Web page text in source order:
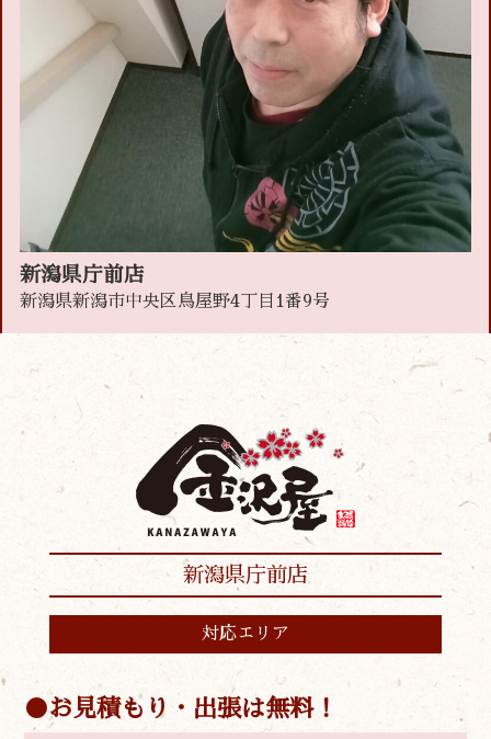
新潟県庁前店
新潟県新潟市中央区鳥屋野4丁目1番9号
新潟県庁前店
対応エリア
お見積もり・出張は無料！